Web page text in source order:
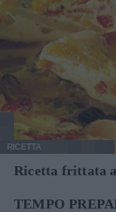
RICETTA
Ricetta frittata
TEMPO